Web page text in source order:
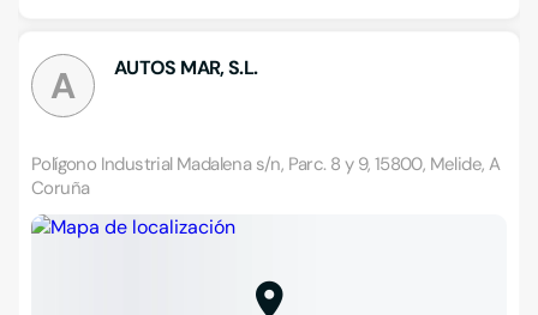
A AUTOS MAR, S.L.
Polígono Industrial Madalena s/n, Parc. 8 y 9, 15800, Melide, A
Coruña